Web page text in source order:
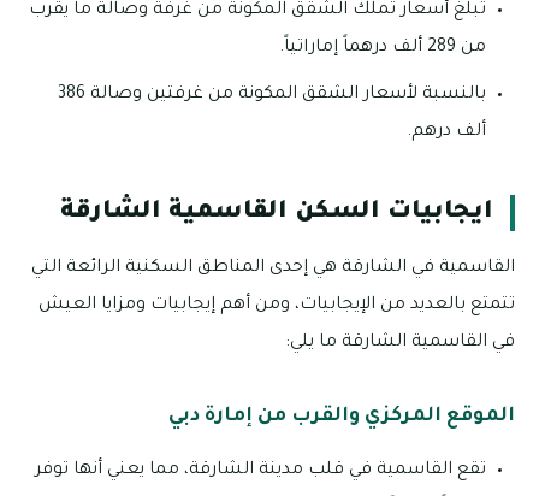
تبلغ أسعار تملك الشقق المكونة من غرفة وصالة ما يقرب
من 289 ألف درهماً إماراتياً.
بالنسبة لأسعار الشقق المكونة من غرفتين وصالة 386
ألف درهم.
ايجابيات السكن القاسمية الشارقة
القاسمية في الشارقة هي إحدى المناطق السكنية الرائعة التي
تتمتع بالعديد من الإيجابيات، ومن أهم إيجابيات ومزايا العيش
في القاسمية الشارقة ما يلي:
الموقع المركزي والقرب من إمارة دبي
تقع القاسمية في قلب مدينة الشارقة، مما يعني أنها توفر